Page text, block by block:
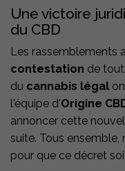
Une victoire
du CBD
Les rassemblements
contestation de
du cannabis légal
l'équipe d'Origine
annoncer cette
suite. Tous
pour que ce décret